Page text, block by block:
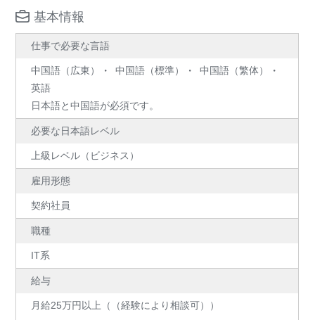
基本情報
仕事で必要な言語
中国語（広東） 中国語（標準）
中国語（繁体）
英語
日本語と中国語が必須です。
必要な日本語レベル
上級レベル（ビジネス）
雇用形態
契約社員
職種
IT系
給与
月給25万円以上（（経験により相談可））